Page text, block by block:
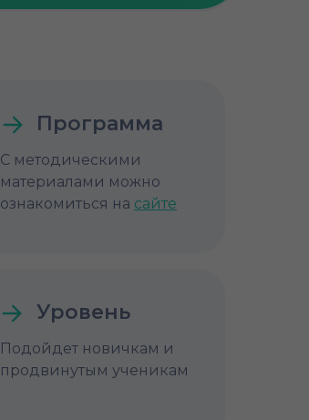
С методическими
материалами можно
ознакомиться на сайте
Программа
Подойдет новичкам и
продвинутым ученикам
Уровень